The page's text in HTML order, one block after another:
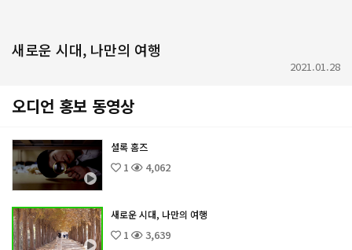
새로운 시대, 나만의 여행
2021.01.28
오디언 홍보 동영상
셜록 홈즈
1 4,062
새로운 시대, 나만의 여행
1 3,639